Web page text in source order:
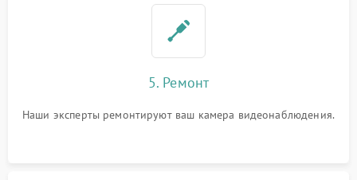
5. Ремонт
Наши эксперты ремонтируют ваш камера видеонаблюдения.